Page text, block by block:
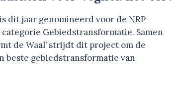
dit jaar genomineerd voor de NRP
Gebiedstransformatie. Samen
de Waal’ strijdt dit project om de
beste gebiedstransformatie van